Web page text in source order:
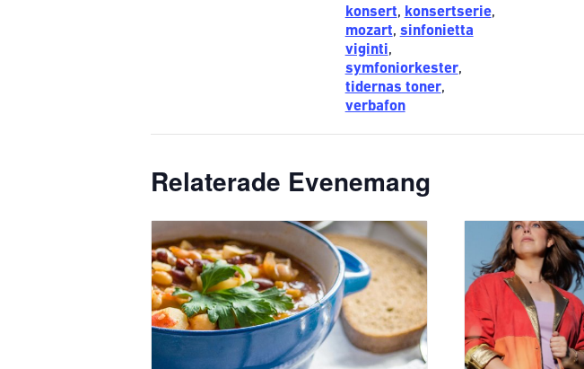
konsert, konsertserie,
mozart, sinfonietta
viginti,
symfoniorkester,
tidernas toner,
verbafon
Relaterade Evenemang